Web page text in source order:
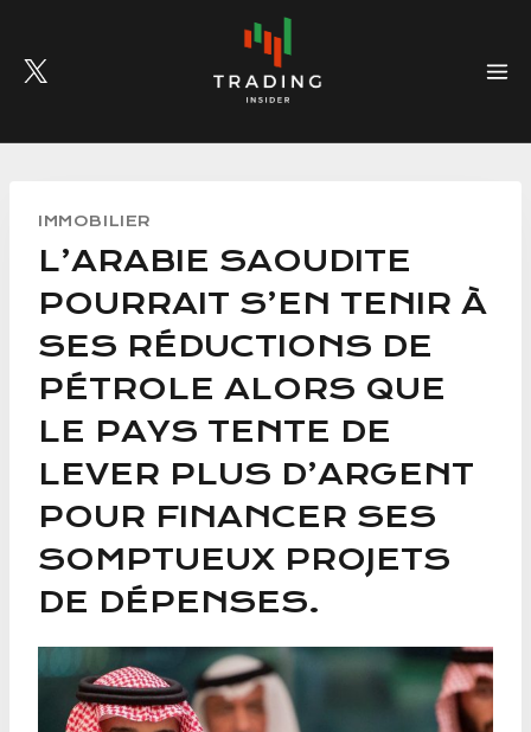
content
IMMOBILIER
L’ARABIE SAOUDITE
POURRAIT S’EN TENIR À
SES RÉDUCTIONS DE
PÉTROLE ALORS QUE
LE PAYS TENTE DE
LEVER PLUS D’ARGENT
POUR FINANCER SES
SOMPTUEUX PROJETS
DE DÉPENSES.